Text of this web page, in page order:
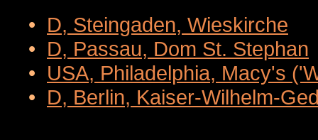
• D, Steingaden, Wieskirche
• D, Passau, Dom St. Stephan
• USA, Philadelphia, Macy's
• D, Berlin, Kaiser-Wilhelm-